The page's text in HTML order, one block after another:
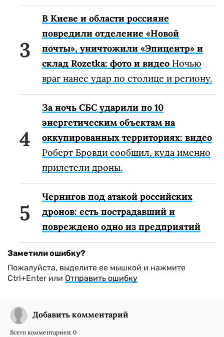
В Киеве и области россияне
повредили отделение «Новой
почты», уничтожили «Эпицентр» и
склад Rozetka: фото и видео Ночью
враг нанес удар по столице и региону.
За ночь СБС ударили по 10
энергетическим объектам на
оккупированных территориях: видео
Роберт Бровди сообщил, куда именно
прилетели дроны.
Чернигов под атакой российских
дронов: есть пострадавший и
повреждено одно из предприятий
Заметили ошибку?
Пожалуйста, выделите ее мышкой и нажмите
Ctrl+Enter или Отправить ошибку
Добавить комментарий
Всего комментариев: 0